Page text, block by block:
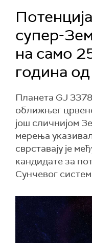
супер-
на само
година
Планета GJ
оближњег
још сличнијом
мерења
сврставају је
кандидате за
Сунчевог